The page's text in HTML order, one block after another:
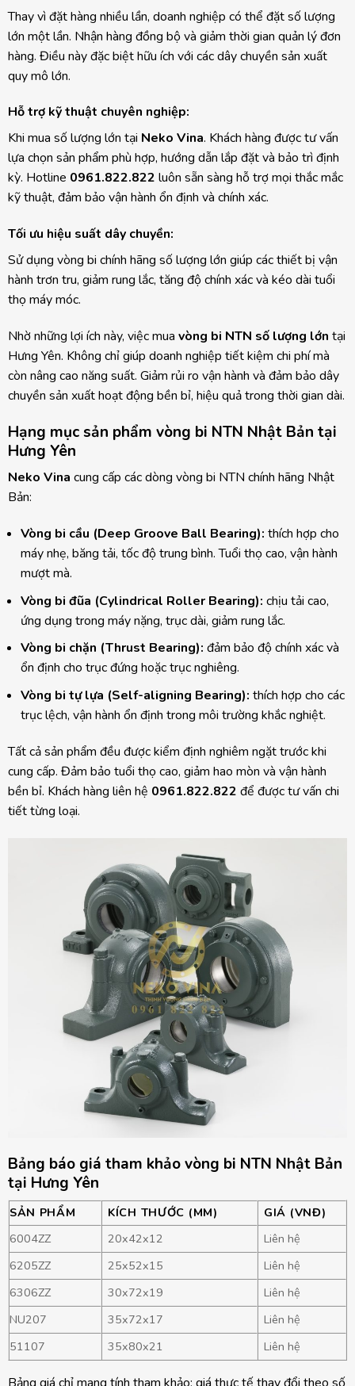
Thay vì đặt hàng nhiều lần, doanh nghiệp có thể đặt số lượng
lớn một lần. Nhận hàng đồng bộ và giảm thời gian quản lý đơn
hàng. Điều này đặc biệt hữu ích với các dây chuyền sản xuất
quy mô lớn.
Hỗ trợ kỹ thuật chuyên nghiệp:
Khi mua số lượng lớn tại Neko Vina. Khách hàng được tư vấn
lựa chọn sản phẩm phù hợp, hướng dẫn lắp đặt và bảo trì định
kỳ. Hotline 0961.822.822 luôn sẵn sàng hỗ trợ mọi thắc mắc
kỹ thuật, đảm bảo vận hành ổn định và chính xác.
Tối ưu hiệu suất dây chuyền:
Sử dụng vòng bi chính hãng số lượng lớn giúp các thiết bị vận
hành trơn tru, giảm rung lắc, tăng độ chính xác và kéo dài tuổi
thọ máy móc.
Nhờ những lợi ích này, việc mua vòng bi NTN số lượng lớn tại
Hưng Yên. Không chỉ giúp doanh nghiệp tiết kiệm chi phí mà
còn nâng cao năng suất. Giảm rủi ro vận hành và đảm bảo dây
chuyền sản xuất hoạt động bền bỉ, hiệu quả trong thời gian dài.
Hạng mục sản phẩm vòng bi NTN Nhật Bản tại
Hưng Yên
Neko Vina cung cấp các dòng vòng bi NTN chính hãng Nhật
Bản:
Vòng bi cầu (Deep Groove Ball Bearing): thích hợp cho
máy nhẹ, băng tải, tốc độ trung bình. Tuổi thọ cao, vận hành
mượt mà.
Vòng bi đũa (Cylindrical Roller Bearing): chịu tải cao,
ứng dụng trong máy nặng, trục dài, giảm rung lắc.
Vòng bi chặn (Thrust Bearing): đảm bảo độ chính xác và
ổn định cho trục đứng hoặc trục nghiêng.
Vòng bi tự lựa (Self-aligning Bearing): thích hợp cho các
trục lệch, vận hành ổn định trong môi trường khắc nghiệt.
Tất cả sản phẩm đều được kiểm định nghiêm ngặt trước khi
cung cấp. Đảm bảo tuổi thọ cao, giảm hao mòn và vận hành
bền bỉ. Khách hàng liên hệ 0961.822.822 để được tư vấn chi
tiết từng loại.
Bảng báo giá tham khảo vòng bi NTN Nhật Bản
tại Hưng Yên
SẢN PHẨM KÍCH THƯỚC (MM)
GIÁ (VNĐ)
6004ZZ
20x42x12
Liên hệ
6205ZZ
25x52x15
Liên hệ
6306ZZ
30x72x19
Liên hệ
NU207
35x72x17
Liên hệ
51107
35x80x21 Liên hệ